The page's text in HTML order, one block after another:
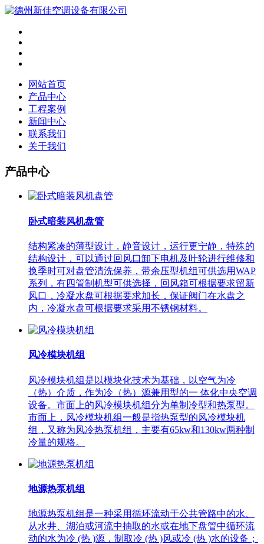
网站首页
产品中心
工程案例
新闻中心
联系我们
关于我们
产品中心
卧式暗装风机盘管
结构紧凑的薄型设计，静音设计，运行更宁静，特殊的
结构设计，可以通过回风口卸下电机及叶轮进行维修和
换季时可对盘管清洗保养，带余压型机组可供选用WAP
系列，有四管制机型可供选择，回风箱可根据要求留新
风口，冷凝水盘可根据要求加长，保证阀门在水盘之
内，冷凝水盘可根据要求采用不锈钢材料。
风冷模块机组
风冷模块机组是以模块化技术为基础，以空气为冷
（热）介质，作为冷（热）源兼用型的一 体化中央空调
设备。市面上的风冷模块机组分为单制冷型和热泵型。
市面上，风冷模块机组一般是指热泵型的风冷模块机
组，又称为风冷热泵机组，主要有65kw和130kw两种制
冷量的规格。
地源热泵机组
地源热泵机组是一种采用循环流动于公共管路中的水、
从水井、湖泊或河流中抽取的水或在地下盘管中循环流
动的水为冷 (热 )源，制取冷 (热 )风或冷 (热 )水的设备；